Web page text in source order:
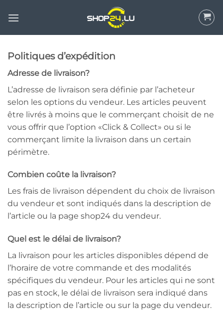
au
Politiques d’expédition
Adresse de livraison?
L’adresse de livraison sera définie par l’acheteur
selon les options du vendeur. Les articles peuvent
être livrés à moins que le commerçant choisit de ne
vous offrir que l’option «Click & Collect» ou si le
commerçant limite la livraison dans un certain
périmètre.
Combien coûte la livraison?
Les frais de livraison dépendent du choix de livraison
du vendeur et sont indiqués dans la description de
l’article ou la page shop24 du vendeur.
Quel est le délai de livraison?
La livraison pour les articles disponibles dépend de
l’horaire de votre commande et des modalités
spécifiques du vendeur. Pour les articles qui ne sont
pas en stock, le délai de livraison sera indiqué dans
la description de l’article ou sur la page du vendeur.